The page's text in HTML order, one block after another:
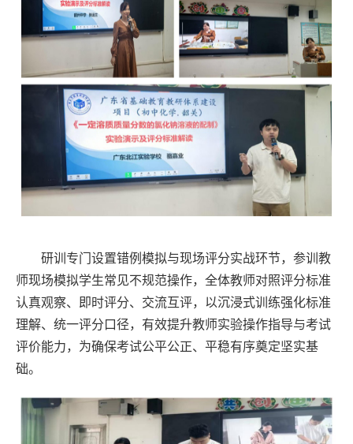
研训专门设置错例模拟与现场评分实战环节，参训教
师现场模拟学生常见不规范操作，全体教师对照评分标准
认真观察、即时评分、交流互评，以沉浸式训练强化标准
理解、统一评分口径，有效提升教师实验操作指导与考试
评价能力，为确保考试公平公正、平稳有序奠定坚实基
础。